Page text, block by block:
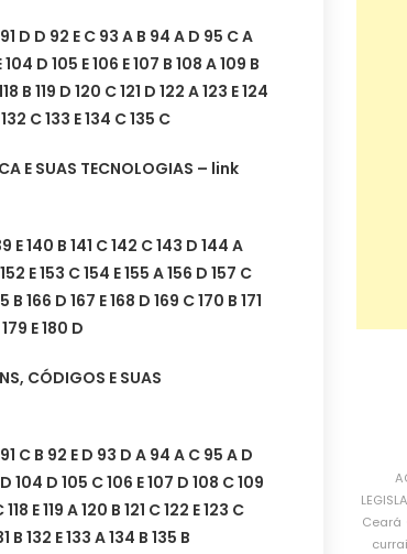
D D 92 E C 93 A B 94 A D 95 C A
D 105 E 106 E 107 B 108 A 109 B
B 119 D 120 C 121 D 122 A 123 E 124
C 133 E 134 C 135 C
E SUAS TECNOLOGIAS – link
E 140 B 141 C 142 C 143 D 144 A
E 153 C 154 E 155 A 156 D 157 C
B 166 D 167 E 168 D 169 C 170 B 171
E 180 D
CÓDIGOS E SUAS
C B 92 E D 93 D A 94 A C 95 A D
104 D 105 C 106 E 107 D 108 C 109
118 E 119 A 120 B 121 C 122 E 123 C
B 132 E 133 A 134 B 135 B
Ceará